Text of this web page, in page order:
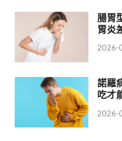
腸胃
胃炎
2026-
諾羅
吃才
2026-